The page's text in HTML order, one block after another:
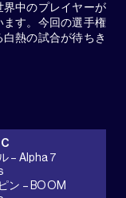
中のプレイヤーが
ます。今回の選手権
熱の試合が待ちき
– Alpha 7
ン – BOOM